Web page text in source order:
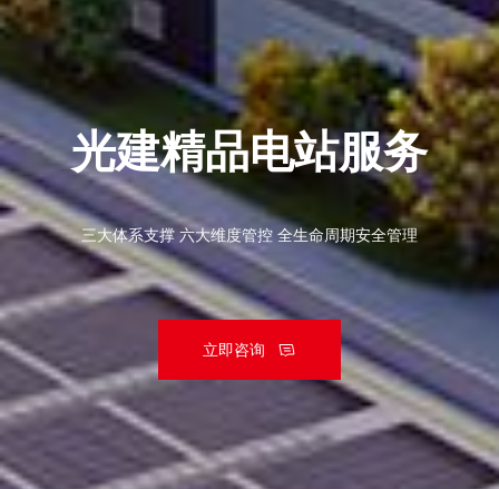
光建精品电站服务
三大体系支撑 六大维度管控 全生命周期安全管理
立即咨询